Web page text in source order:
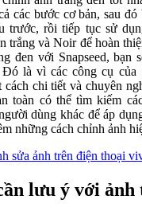
các bước cơ bản, sau
trước, rồi tiếp tục sử
trắng và Noir để hoàn
đen với Snapseed, bạn
là vì các công cụ của
chi tiết và chuyên
toàn có thể tìm kiếm
dùng khác để áp
những cách chỉnh ảnh
sửa ảnh trên điện thoại
lưu ý với ảnh